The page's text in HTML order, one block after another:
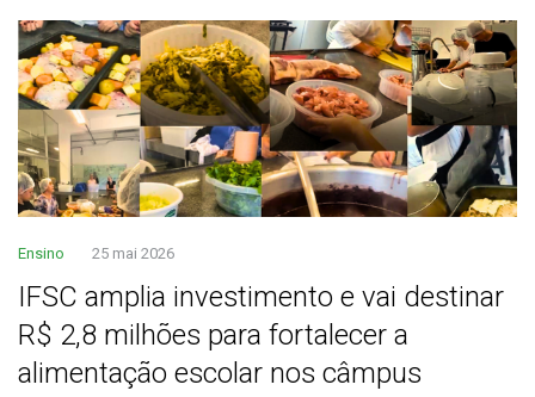
Ensino 25 mai 2026
IFSC amplia investimento e vai destinar
R$ 2,8 milhões para fortalecer a
alimentação escolar nos câmpus